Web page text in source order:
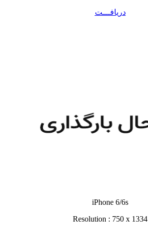
دریافـــت
iPhone 6/6s
Resolution : 750 x 1334